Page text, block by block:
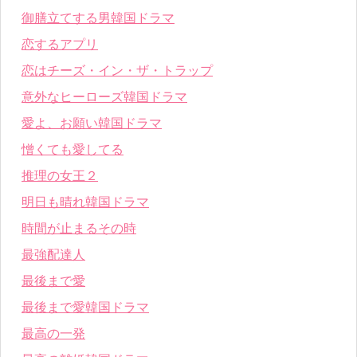
御膳立てする男韓国ドラマ
恋するアプリ
恋はチーズ・イン・ザ・トラップ
意外なヒーローズ韓国ドラマ
愛よ、お願い韓国ドラマ
憎くても愛してる
推理の女王２
明日も晴れ韓国ドラマ
時間が止まるその時
最強配達人
最後まで愛
最後まで愛韓国ドラマ
最高の一発